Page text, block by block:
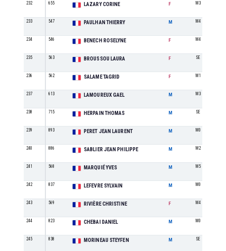
232 655 LAZARY CORINE F M3
233 547 PAULHAN THIERRY M M4
234 546 BENECH ROSELYNE F M4
235 563 BROUSSOU LAURA F SE
236 562 SALAME TAGRID F M1
237 613 LAMOUREUX GAEL M M3
238 715 HERPAIN THOMAS M SE
239 893 PERET JEAN LAURENT M M0
240 886 SABLIER JEAN PHILIPPE M M2
241 568 MARQUIÉ YVES M M5
242 837 LEFEVRE SYLVAIN M M0
243 569 RIVIÈRE CHRISTINE F M4
244 823 CHEBAI DANIEL M M0
245 838 MORINEAU STEYFEN M SE